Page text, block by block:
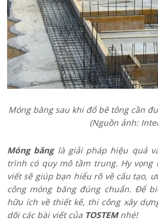
Móng băng sau khi đổ bê tông cần
(Nguồn ảnh:
Móng bănglà giải pháp hiệu quả
trình có quy mô tầm trung. Hy
viết sẽ giúp bạn hiểu rõ về cấu tạo,
công móng băng đúng chuẩn. Để
hữu ích về thiết kế, thi công xây
dõi các bài viết của TOSTEMnhé!